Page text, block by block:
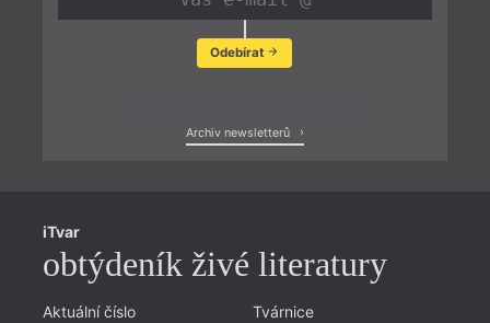
Odebírat
Archiv newsletterů
iTvar
obtýdeník živé literatury
Aktuální číslo
Tvárnice